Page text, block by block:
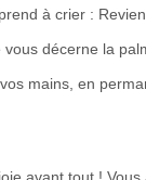
à crier :
décerne la
mains, en